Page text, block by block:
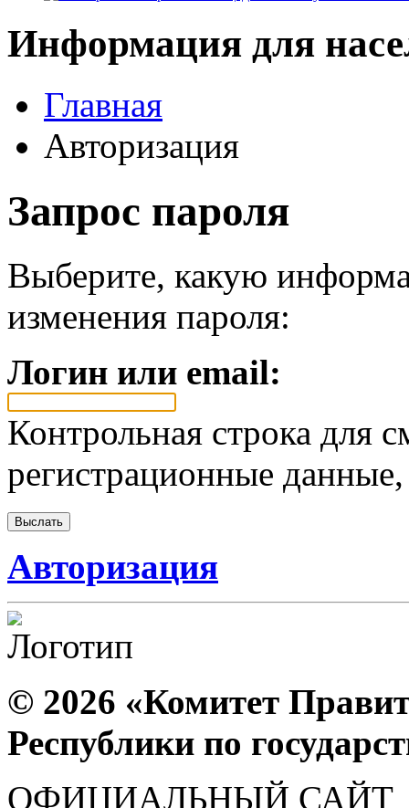
Информация для
Главная
Авторизация
Запрос пароля
Выберите, какую
изменения пароля:
Логин или email:
Контрольная строка для
регистрационные
Авторизация
© 2026 «Комитет
Республики по
ОФИЦИАЛЬНЫЙ САЙТ